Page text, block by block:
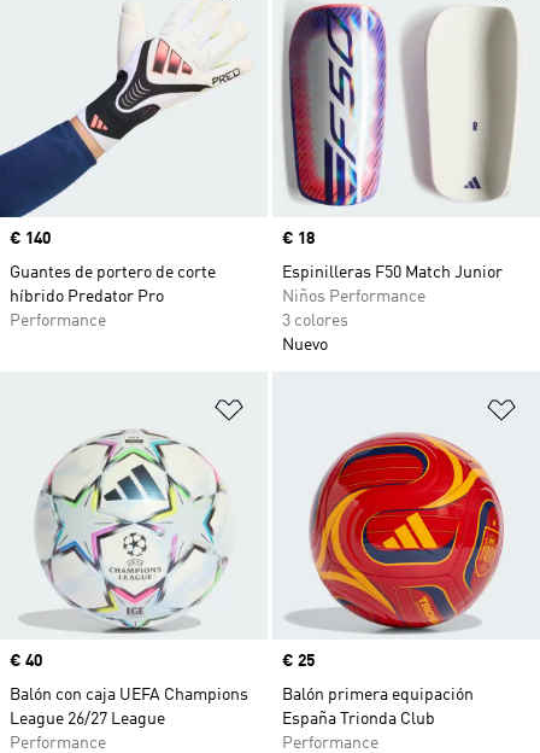
Precio
€ 140
Guantes de portero de corte
híbrido Predator Pro
Performance
Precio
€ 18
Espinilleras F50 Match Junior
Niños Performance
3 colores
Nuevo
Precio
€ 40
Balón con caja UEFA Champions
League 26/27 League
Performance
Precio
€ 25
Balón primera equipación
España Trionda Club
Performance